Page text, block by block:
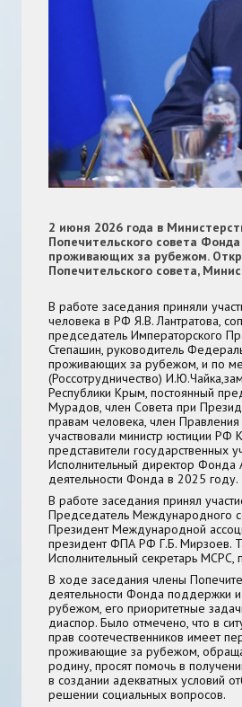
2 июня 2026 года в
Попечительского совета
проживающих за рубежом.
Попечительского совета,
В работе заседания приняли
человека в РФ Я.В. Лантратова,
председатель Императорского
Степашин, руководитель
проживающих за рубежом, и по
(Россотрудничество) И.Ю.Чайка,
Республики Крым, постоянный
Мурадов, член Совета при
правам человека, член
участвовали министр юстиции РФ
представители государственных
Исполнительный директор Фонда
деятельности Фонда в 2025 году.
В работе заседания принял
Председатель Международного
Президент Международной
президент ФПА РФ Г.Б. Мирзоев.
Исполнительный секретарь
В ходе заседания члены
деятельности Фонда поддержки
рубежом, его приоритетные
диаспор. Было отмечено, что в
прав соотечественников имеет
проживающие за рубежом,
родину, просят помочь в
в создании адекватных условий
решении социальных вопросов.